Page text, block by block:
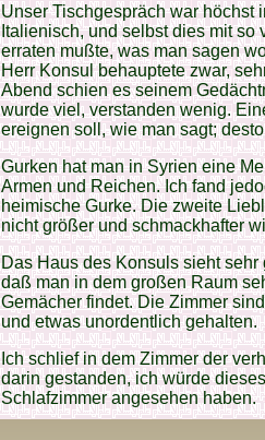
Unser Tischgespräch war höchst
Italienisch, und selbst dies mit
erraten mußte, was man sagen
Herr Konsul behauptete zwar,
Abend schien es seinem
wurde viel, verstanden wenig.
ereignen soll, wie man sagt;
Gurken hat man in Syrien eine
Armen und Reichen. Ich fand
heimische Gurke. Die zweite
nicht größer und schmackhafter
Das Haus des Konsuls sieht
daß man in dem großen Raum
Gemächer findet. Die Zimmer
und etwas unordentlich gehalten.
Ich schlief in dem Zimmer der
darin gestanden, ich würde
Schlafzimmer angesehen haben.